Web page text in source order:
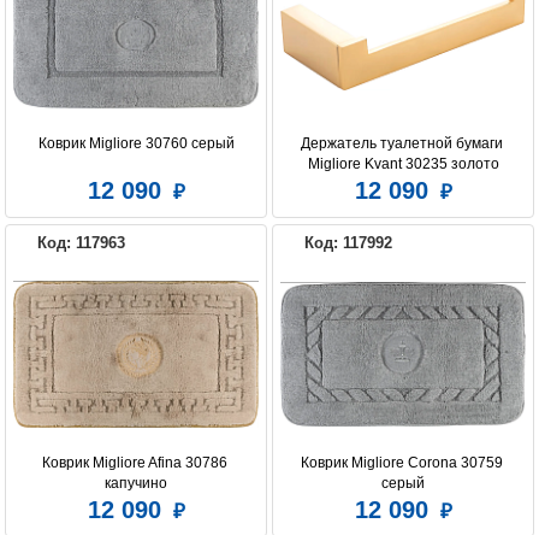
Коврик Migliore 30760 серый
12 090
Держатель туалетной бумаги
Migliore Kvant 30235 золото
12 090
Код: 117963
Коврик Migliore Afina 30786
капучино
12 090
Код: 117992
Коврик Migliore Corona 30759
серый
12 090